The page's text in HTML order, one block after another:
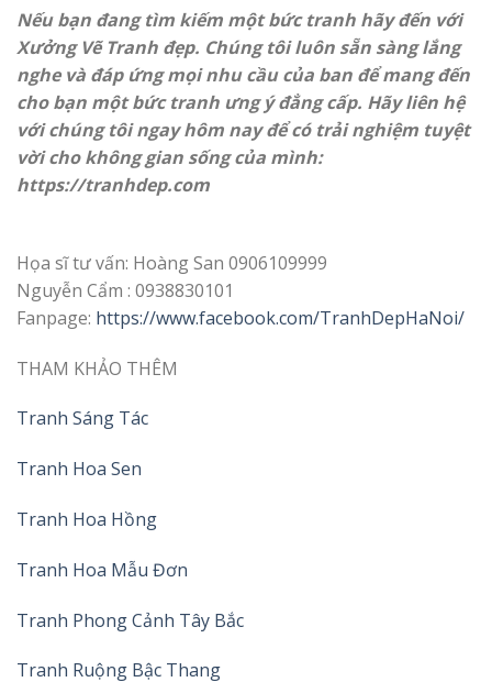
Nếu bạn đang tìm kiếm một bức tranh hãy đến với
Xưởng Vẽ Tranh đẹp. Chúng tôi luôn sẵn sàng lắng
nghe và đáp ứng mọi nhu cầu của ban để mang đến
cho bạn một bức tranh ưng ý đẳng cấp. Hãy liên hệ
với chúng tôi ngay hôm nay để có trải nghiệm tuyệt
vời cho không gian sống của mình:
https://tranhdep.com
Họa sĩ tư vấn: Hoàng San 0906109999
Nguyễn Cẩm : 0938830101
Fanpage: https://www.facebook.com/TranhDepHaNoi/
THAM KHẢO THÊM
Tranh Sáng Tác
Tranh Hoa Sen
Tranh Hoa Hồng
Tranh Hoa Mẫu Đơn
Tranh Phong Cảnh Tây Bắc
Tranh Ruộng Bậc Thang